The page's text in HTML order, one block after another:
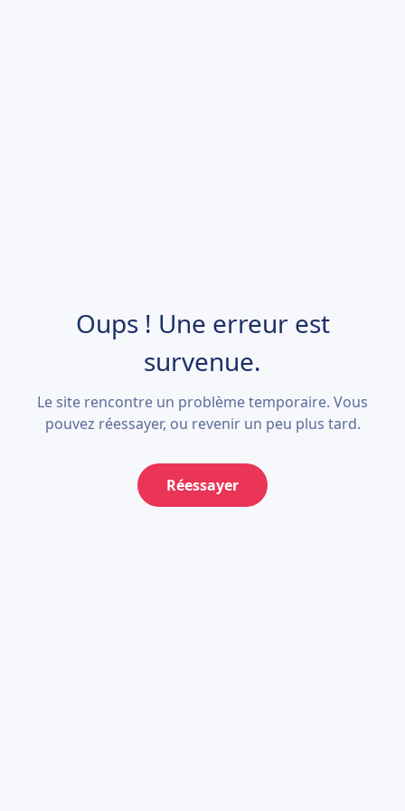
Oups ! Une erreur est
survenue.
Le site rencontre un problème temporaire. Vous
pouvez réessayer, ou revenir un peu plus tard.
Réessayer